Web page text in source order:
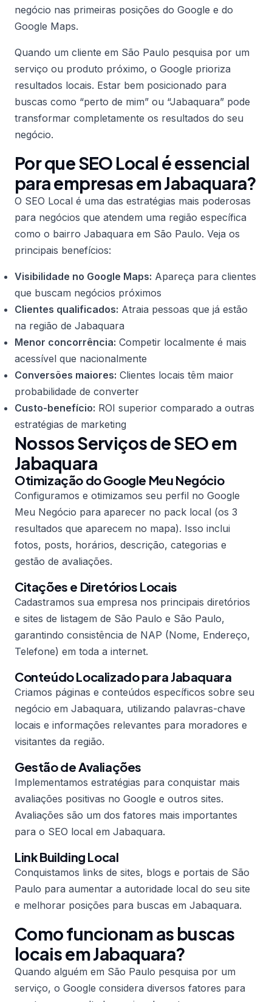
negócio nas primeiras posições do Google e do
Google Maps.
Quando um cliente em São Paulo pesquisa por um
serviço ou produto próximo, o Google prioriza
resultados locais. Estar bem posicionado para
buscas como “perto de mim” ou “Jabaquara” pode
transformar completamente os resultados do seu
negócio.
Por que SEO Local é essencial
para empresas em Jabaquara?
O SEO Local é uma das estratégias mais poderosas
para negócios que atendem uma região específica
como o bairro Jabaquara em São Paulo. Veja os
principais benefícios:
Visibilidade no Google Maps: Apareça para clientes
que buscam negócios próximos
Clientes qualificados: Atraia pessoas que já estão
na região de Jabaquara
Menor concorrência: Competir localmente é mais
acessível que nacionalmente
Conversões maiores: Clientes locais têm maior
probabilidade de converter
Custo-benefício: ROI superior comparado a outras
estratégias de marketing
Nossos Serviços de SEO em
Jabaquara
Otimização do Google Meu Negócio
Configuramos e otimizamos seu perfil no Google
Meu Negócio para aparecer no pack local (os 3
resultados que aparecem no mapa). Isso inclui
fotos, posts, horários, descrição, categorias e
gestão de avaliações.
Citações e Diretórios Locais
Cadastramos sua empresa nos principais diretórios
e sites de listagem de São Paulo e São Paulo,
garantindo consistência de NAP (Nome, Endereço,
Telefone) em toda a internet.
Conteúdo Localizado para Jabaquara
Criamos páginas e conteúdos específicos sobre seu
negócio em Jabaquara, utilizando palavras-chave
locais e informações relevantes para moradores e
visitantes da região.
Gestão de Avaliações
Implementamos estratégias para conquistar mais
avaliações positivas no Google e outros sites.
Avaliações são um dos fatores mais importantes
para o SEO local em Jabaquara.
Link Building Local
Conquistamos links de sites, blogs e portais de São
Paulo para aumentar a autoridade local do seu site
e melhorar posições para buscas em Jabaquara.
Como funcionam as buscas
locais em Jabaquara?
Quando alguém em São Paulo pesquisa por um
serviço, o Google considera diversos fatores para